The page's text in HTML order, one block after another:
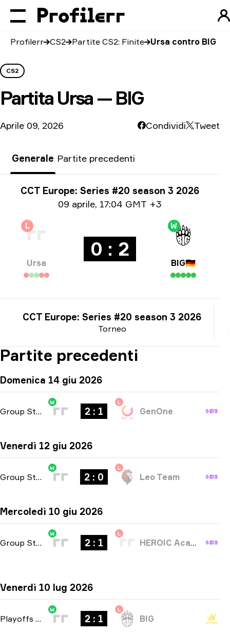
Profilerr CS2 Partite CS2: Finite Ursa contro BIG
CS2
Partita Ursa — BIG
Aprile 09, 2026 Condividi Tweet
Generale Partite precedenti
Informazioni sul torneo
CCT Europe: Series #20 season 3 2026
Informazioni sulla data
09 aprile, 17:04 GMT +3
L
Ursa
0 : 2
W
BIG🇩🇪
Torneo
CCT Europe: Series #20 season 3 2026
Partite precedenti
Domenica 14 giu 2026
Group Stage -bo3
W
2 : 1
L
GenOne
Venerdì 12 giu 2026
Group Stage -bo3
W
2 : 0
L
Leo Team
Mercoledì 10 giu 2026
Group Stage -bo3
W
2 : 1
L
HEROIC Academy
Venerdì 10 lug 2026
Playoffs bo3
W
2 : 1
L
BIG